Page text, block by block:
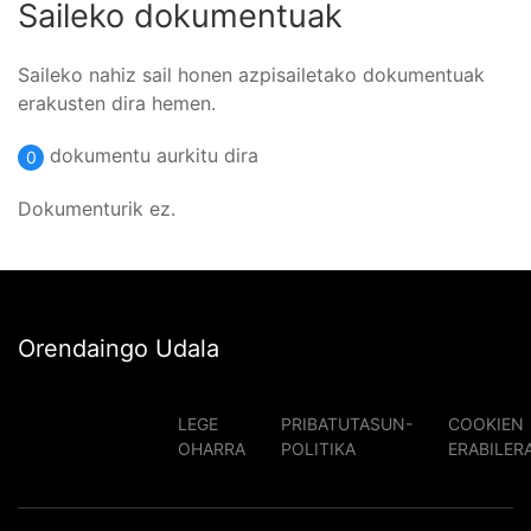
Saileko dokumentuak
Saileko nahiz sail honen azpisailetako dokumentuak
erakusten dira hemen.
0 dokumentu aurkitu dira
Dokumenturik ez.
Orendaingo Udala
LEGE
OHARRA
PRIBATUTASUN-
POLITIKA
COOKIEN